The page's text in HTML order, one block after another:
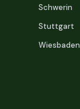
Schwerin
Stuttgart
Wiesbaden